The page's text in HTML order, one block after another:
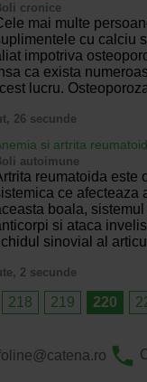
cronice
mai multe
cu calciu
impotriva
ca exista
lucru.
26 secunde
si artrita
autoimune
reumatoida este
ce afecteaza
boala,
si ataca
sinovial al
2 secunde
218 219 220